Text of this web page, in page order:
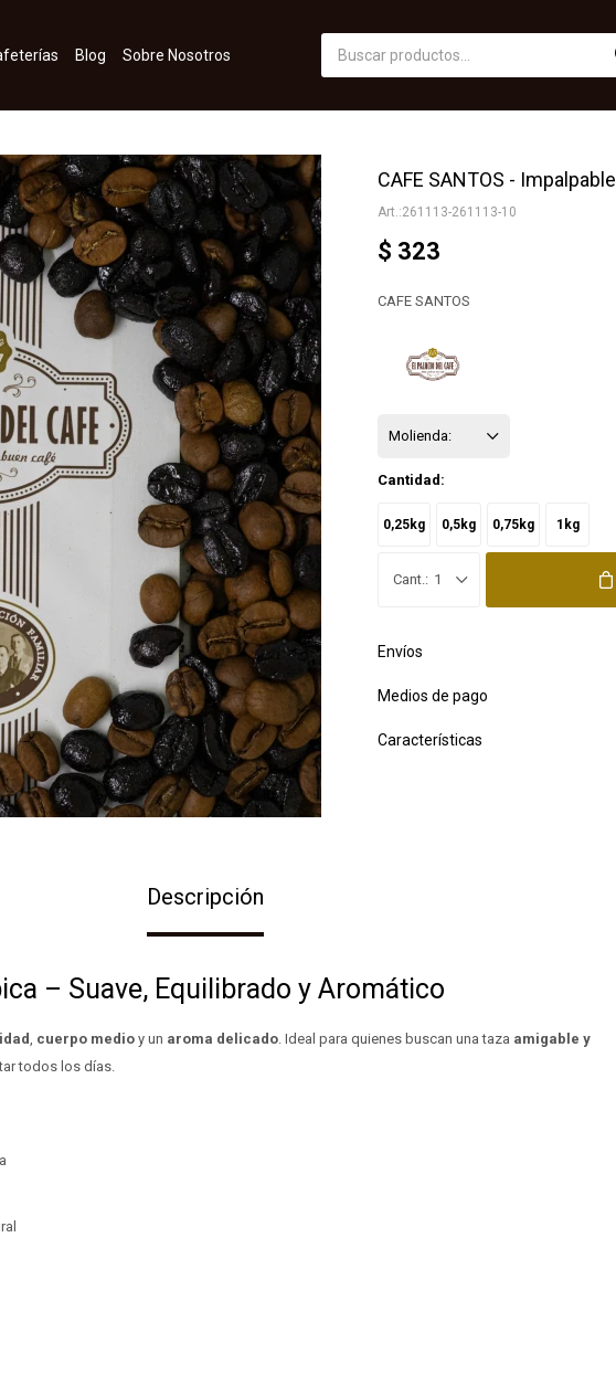
Blog Sobre Nosotros
CAFE SANTOS - Impalpable
261113-261113-10
$ 323
CAFE SANTOS
Molienda:
Cantidad:
0,25kg 0,5kg 0,75kg 1kg
1
Envíos
Medios de pago
Características
Descripción
– Suave, Equilibrado y Aromático
, cuerpo medio y un aroma delicado. Ideal para quienes buscan una taza amigable y
todos los días.